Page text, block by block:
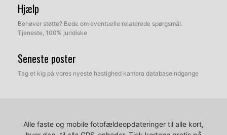
Hjælp
Behøver støtte? Bede om eventuelle relaterede spørgsmål.
Tjeneste, 100% juridiske
Seneste poster
Tag et kig på vores nyeste hastighed kamera databaseindgange
Alle faste og mobile fotofældeopdateringer til alle kort,